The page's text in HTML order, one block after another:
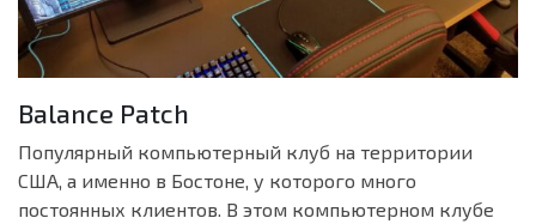
Balance Patch
Популярный компьютерный клуб на территории
США, а именно в Бостоне, у которого много
постоянных клиентов. В этом компьютерном клубе